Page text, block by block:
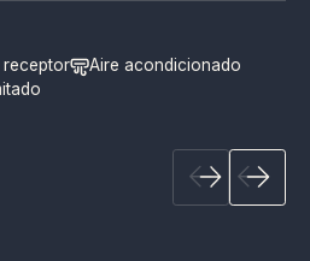
receptor
Aire acondicionado